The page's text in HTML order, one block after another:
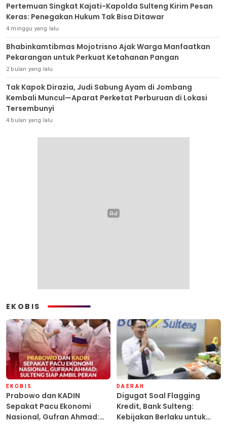
Pertemuan Singkat Kajati-Kapolda Sulteng Kirim Pesan
Keras: Penegakan Hukum Tak Bisa Ditawar
4 minggu yang lalu
Bhabinkamtibmas Mojotrisno Ajak Warga Manfaatkan
Pekarangan untuk Perkuat Ketahanan Pangan
2 bulan yang lalu
Tak Kapok Dirazia, Judi Sabung Ayam di Jombang
Kembali Muncul—Aparat Perketat Perburuan di Lokasi
Tersembunyi
4 bulan yang lalu
EKOBIS
EKOBIS
Prabowo dan KADIN
Sepakat Pacu Ekonomi
Nasional, Gufran Ahmad:
DAERAH
Digugat Soal Flagging
Kredit, Bank Sulteng:
Kebijakan Berlaku untuk